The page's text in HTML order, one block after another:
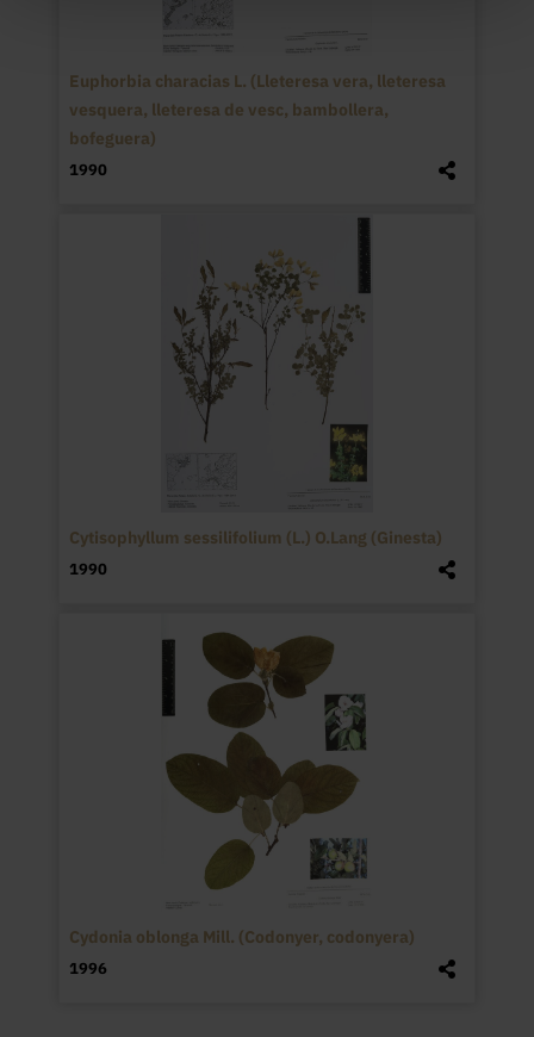
Euphorbia characias L. (Lleteresa vera, lleteresa
vesquera, lleteresa de vesc, bambollera,
bofeguera)
1990
Cytisophyllum sessilifolium (L.) O.Lang (Ginesta)
1990
Cydonia oblonga Mill. (Codonyer, codonyera)
1996